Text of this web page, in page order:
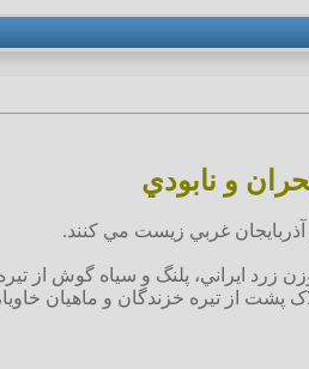
ايراني، پلنگ و سياه گوش از تيره
پشت از تيره خزندگان و ماهيان